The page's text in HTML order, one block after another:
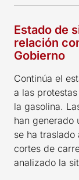
Estado de
relación
Gobierno
Continúa el
a las
la gasolina.
han generado
se ha
cortes de
analizado la